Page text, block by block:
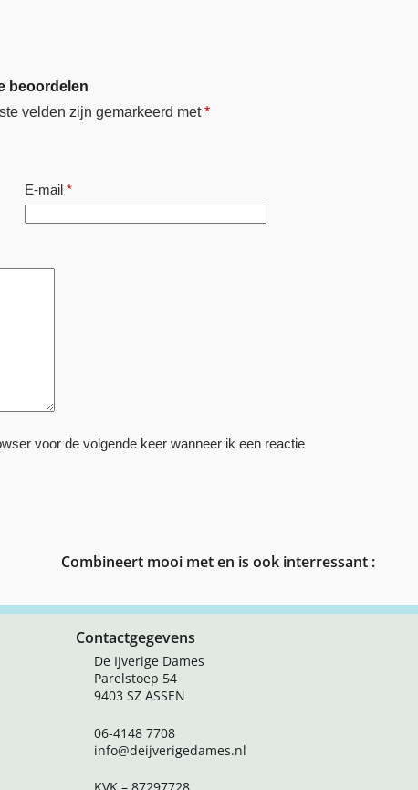
beoordelen
velden zijn gemarkeerd met*
E-mail*
voor de volgende keer wanneer ik een reactie
Combineert mooi met en is ook interressant :
Contactgegevens
De IJverige Dames
Parelstoep 54
9403 SZ ASSEN
06-4148 7708
info@deijverigedames.nl